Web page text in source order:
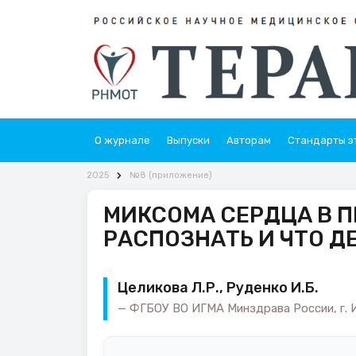
О журнале Выпуски Авторам Стандарты
2025 №8 (приложение)
МИКСОМА СЕРДЦА В
РАСПОЗНАТЬ И ЧТО
Целикова Л.Р., Руденко И.Б.
ФГБОУ ВО ИГМА Минздрава России, г.